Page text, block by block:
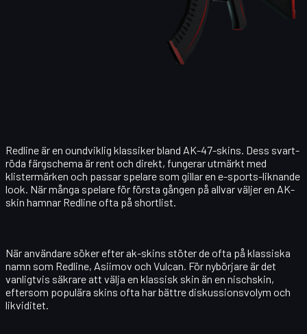
Redline är en oundviklig klassiker bland AK-47-skins. Dess svart-
röda färgschema är rent och direkt, fungerar utmärkt med
klistermärken och passar spelare som gillar en e-sports-liknande
look. När många spelare för första gången på allvar väljer en AK-
skin hamnar Redline ofta på shortlist.
När användare söker efter ak-skins stöter de ofta på klassiska
namn som Redline, Asiimov och Vulcan. För nybörjare är det
vanligtvis säkrare att välja en klassisk skin än en nischskin,
eftersom populära skins ofta har bättre diskussionsvolym och
likviditet.